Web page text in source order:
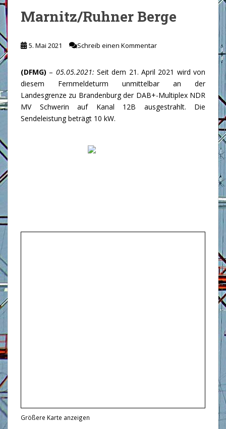
Marnitz/Ruhner Berge
5. Mai 2021 Schreib einen Kommentar
(DFMG) – 05.05.2021: Seit dem 21. April 2021 wird von
diesem Fernmeldeturm unmittelbar an der
Landesgrenze zu Brandenburg der DAB+-Multiplex NDR
MV Schwerin auf Kanal 12B ausgestrahlt. Die
Sendeleistung beträgt 10 kW.
Größere Karte anzeigen